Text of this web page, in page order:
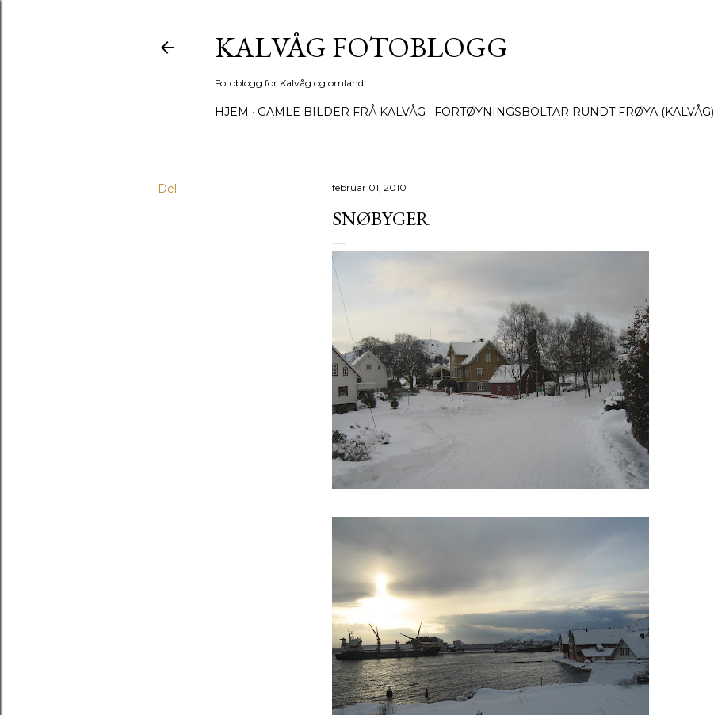
KALVÅG FOTOBLOGG
Fotoblogg for Kalvåg og omland.
HJEM GAMLE BILDER FRÅ KALVÅG FORTØYNINGSBOLTAR RUNDT FRØYA (KALVÅG)
Del februar 01, 2010
SNØBYGER